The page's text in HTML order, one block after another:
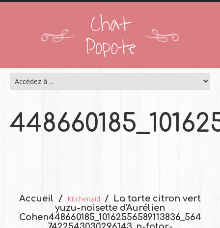
Chat
Popote
Accueil Kitchenaid
La tarte citron vert
yuzu-noisette d'Aurélien
Cohen448660185_10162556589113836_564